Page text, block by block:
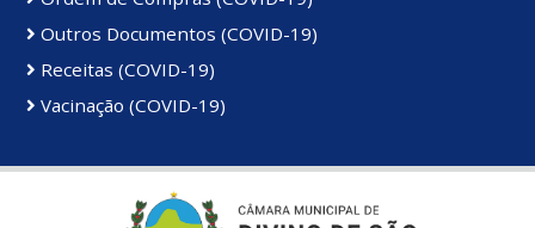
Outros Documentos (COVID-19)
Receitas (COVID-19)
Vacinação (COVID-19)